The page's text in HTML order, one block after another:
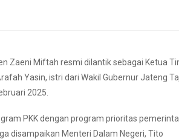
Zaeni Miftah resmi dilantik sebagai Ketua
Yasin, istri dari Wakil Gubernur Jateng
2025.
PKK dengan program prioritas
disampaikan Menteri Dalam Negeri, Tito